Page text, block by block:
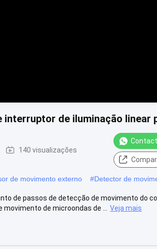
de iluminação linear
140 visualizações
de movimento externo #Detector de
de passos de detecção de movimento do
de microondas de ...
Veja mais